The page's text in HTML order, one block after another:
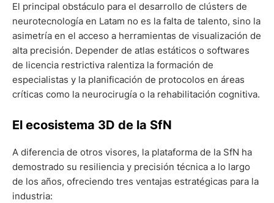
El principal obstáculo para el desarrollo de clústers de
neurotecnología en Latam no es la falta de talento, sino la
asimetría en el acceso a herramientas de visualización de
alta precisión. Depender de atlas estáticos o softwares
de licencia restrictiva ralentiza la formación de
especialistas y la planificación de protocolos en áreas
críticas como la neurocirugía o la rehabilitación cognitiva.
El ecosistema 3D de la SfN
A diferencia de otros visores, la plataforma de la SfN ha
demostrado su resiliencia y precisión técnica a lo largo
de los años, ofreciendo tres ventajas estratégicas para la
industria: